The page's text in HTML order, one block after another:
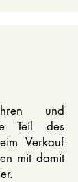
und
Teil des
Verkauf
mit damit